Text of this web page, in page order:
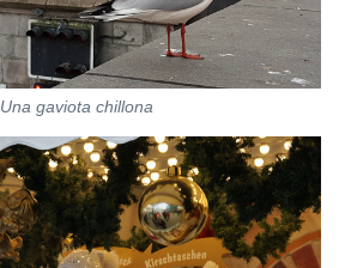
Una gaviota chillona